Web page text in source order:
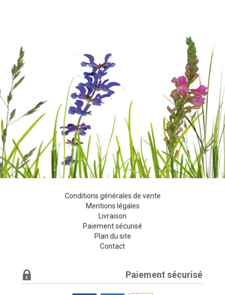
Conditions générales de vente
Mentions légales
Livraison
Paiement sécurisé
Plan du site
Contact
Paiement sécurisé